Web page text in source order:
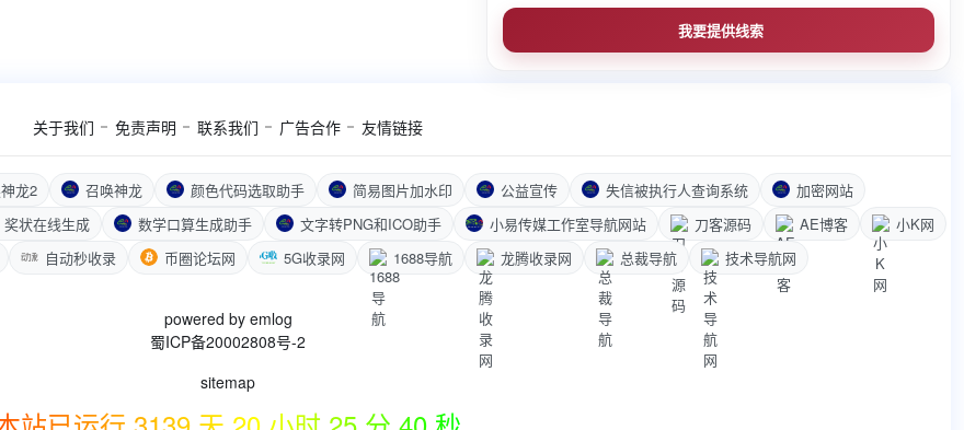
我要提供线索
关于我们 免责声明 联系我们 广告合作 友情链接
龙2 召唤神龙 颜色代码选取助手 简易图片加水印 公益宣传 失信被执行人查询系统
加密网站
奖状在线生成 数学口算生成助手 文字转PNG和ICO助手 小易传媒工作室导航网站 刀客源码 AE博客
小K网
自动秒收录 币圈论坛网 5G收录网 1688导航 龙腾收录网 总裁导航 技术导航网
powered by emlog
蜀ICP备20002808号-2
sitemap